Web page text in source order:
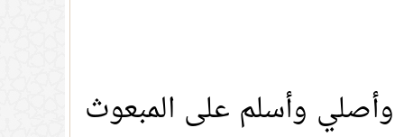
وأصلي وأسلم على المبعوث